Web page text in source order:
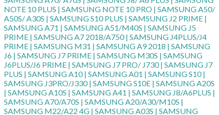
NOTE 10 PLUS | SAMSUNG NOTE 10 PRO | SAMSUNG A50/
A50S/ A30S | SAMSUNG S10 PLUS | SAMSUNG J2 PRIME |
SAMSUNG A71 | SAMSUNG A51/M40S | SAMSUNG J5
PRIME | SAMSUNG A7 2018/A750 | SAMSUNG J4PLUS/J4
PRIME | SAMSUNG M31 | SAMSUNG A9 2018 | SAMSUNG
J6 | SAMSUNG J7 PRIME | SAMSUNG M30S | SAMSUNG
J6PLUS/J6 PRIME | SAMSUNG J7 PRO/ J730 | SAMSUNG J7
PLUS | SAMSUNG A10 | SAMSUNG A01 | SAMSUNG S10 |
SAMSUNG J3PRO/J330 | SAMSUNG S10E | SAMSUNG A20S
| SAMSUNG A10S | SAMSUNG A41 | SAMSUNG J8/A6PLUS |
SAMSUNG A70/A70S | SAMSUNG A20/A30/M10S |
SAMSUNG M22/A22 4G | SAMSUNG A03S | SAMSUNG